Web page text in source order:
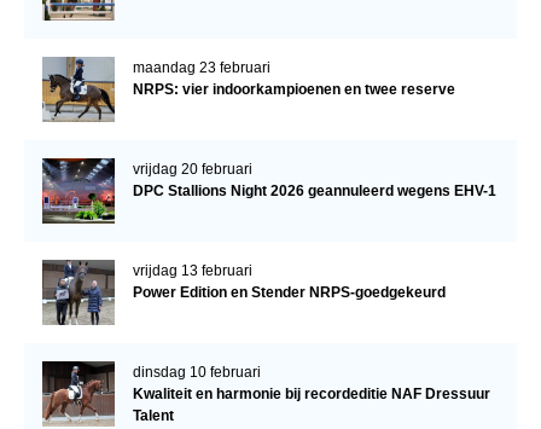
maandag 23 februari
NRPS: vier indoorkampioenen en twee reserve
vrijdag 20 februari
DPC Stallions Night 2026 geannuleerd wegens EHV-1
vrijdag 13 februari
Power Edition en Stender NRPS-goedgekeurd
dinsdag 10 februari
Kwaliteit en harmonie bij recordeditie NAF Dressuur
Talent